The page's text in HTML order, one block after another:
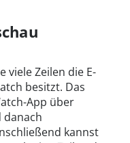
viele Zeilen die E-
besitzt. Das
App über
danach
kannst